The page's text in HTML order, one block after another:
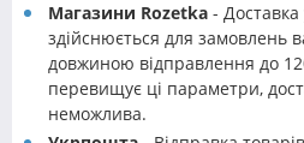
Магазини Rozetka - Доставка
здійснюється для замовлень
довжиною відправлення до
перевищує ці параметри,
неможлива.